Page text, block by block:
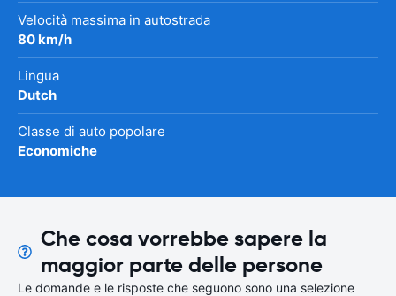
Velocità massima in autostrada
80 km/h
Lingua
Dutch
Classe di auto popolare
Economiche
Che cosa vorrebbe sapere la
maggior parte delle persone
Le domande e le risposte che seguono sono una selezione